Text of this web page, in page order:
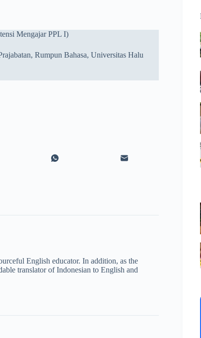
Mengajar PPL I)
Rumpun Bahasa, Universitas Halu
English educator. In addition, as the
translator of Indonesian to English and